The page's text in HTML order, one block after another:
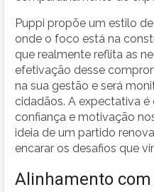
Puppi propõe um estilo
onde o foco está na
que realmente reflita as
efetivação desse
na sua gestão e será
cidadãos. A expectativa
confiança e motivação
ideia de um partido
encarar os desafios que
Alinhamento